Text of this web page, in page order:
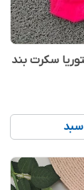
سکرت بند
سبد